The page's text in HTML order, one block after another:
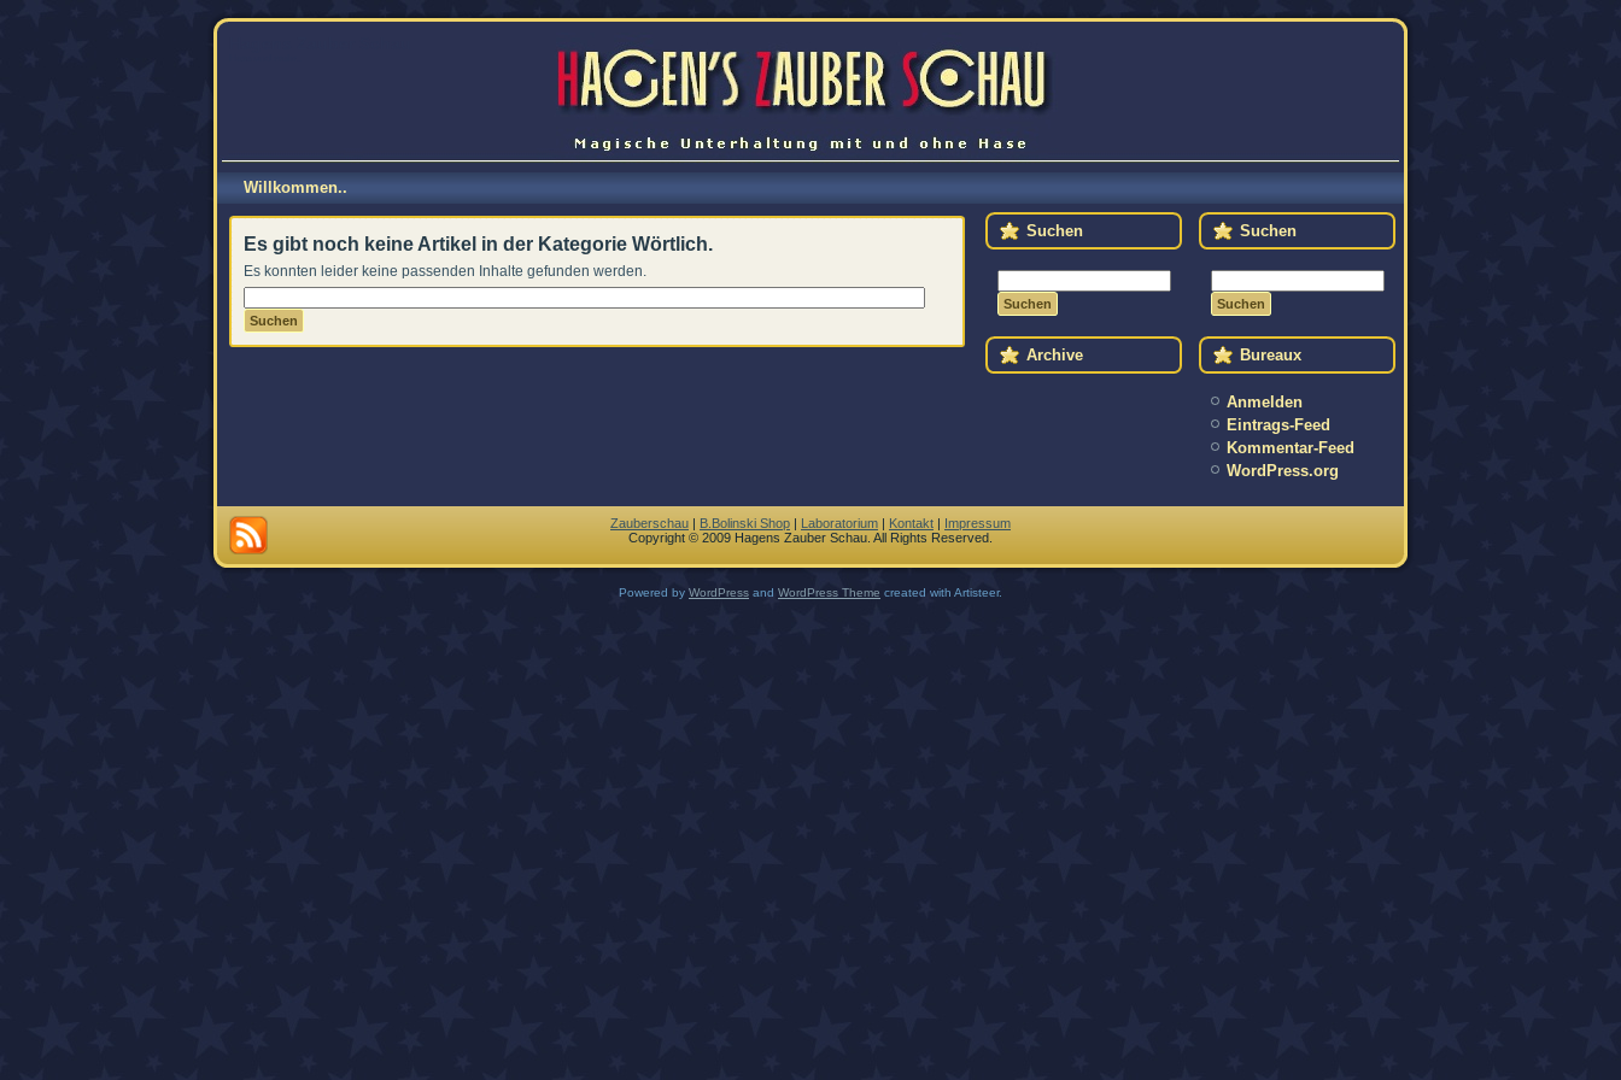
Willkommen..
Es gibt noch keine Artikel in der Kategorie Wörtlich.
Es konnten leider keine passenden Inhalte gefunden werden.
Suchen
Archive
Suchen
Bureaux
Anmelden
Eintrags-Feed
Kommentar-Feed
WordPress.org
Zauberschau | B.Bolinski Shop | Laboratorium | Kontakt | Impressum
Copyright © 2009 Hagens Zauber Schau. All Rights Reserved.
Powered by WordPress and WordPress Theme created with Artisteer.